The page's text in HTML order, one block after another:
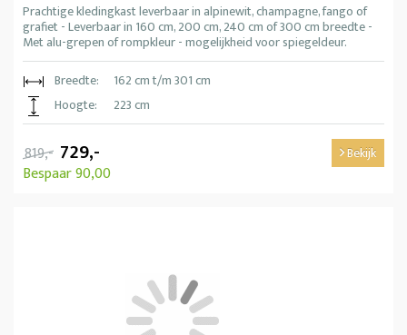
Prachtige kledingkast leverbaar in alpinewit, champagne, fango of
grafiet - Leverbaar in 160 cm, 200 cm, 240 cm of 300 cm breedte -
Met alu-grepen of rompkleur - mogelijkheid voor spiegeldeur.
Breedte:
162 cm t/m 301 cm
Hoogte:
223 cm
819,- 729,-
Bespaar 90,00
Bekijk